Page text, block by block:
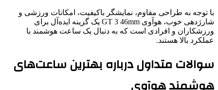
با توجه به طراحی مقاوم، نمایشگر باکیفیت، امکانات ورزشی و
شارژدهی خوب، هوآوی GT 3 46mm یک گزینه ایده‌آل برای
ورزشکاران و افرادی است که به دنبال یک ساعت هوشمند با
عملکرد بالا هستند.
سوالات متداول درباره بهترین ساعت‌های